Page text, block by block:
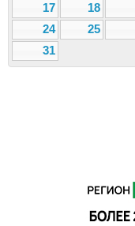
17
18
24
25
31